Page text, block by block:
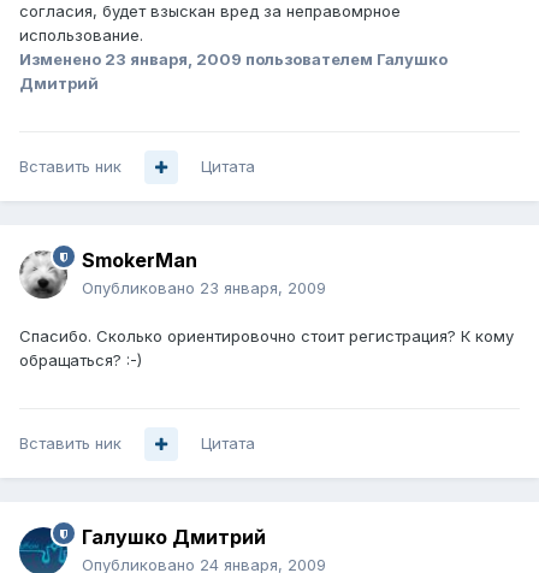
согласия, будет взыскан вред за неправомрное
использование.
Изменено 23 января, 2009 пользователем Галушко
Дмитрий
Вставить ник Цитата
SmokerMan
Опубликовано 23 января, 2009
Спасибо. Сколько ориентировочно стоит регистрация? К кому
обращаться? :-)
Вставить ник Цитата
Галушко Дмитрий
Опубликовано 24 января, 2009